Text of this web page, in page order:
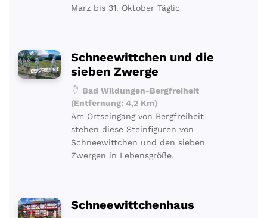
Marz bis 31. Oktober Täglic
Schneewittchen und die
sieben Zwerge
Bad Wildungen-Bergfreiheit
(Entfernung: 4,2 Km)
Am Ortseingang von Bergfreiheit
stehen diese Steinfiguren von
Schneewittchen und den sieben
Zwergen in Lebensgröße.
Schneewittchenhaus